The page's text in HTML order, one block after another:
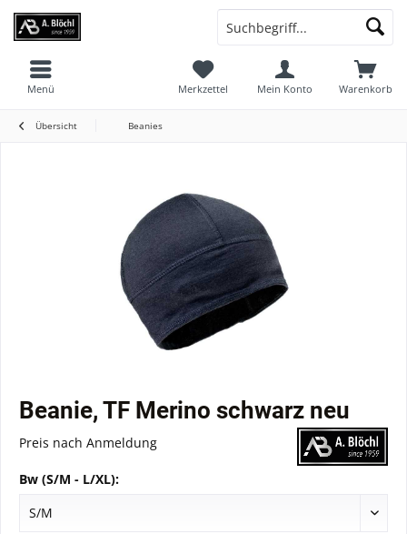
Warenkorb
Merkzettel Mein Konto
Menü
Übersicht Beanies
Beanie, TF Merino schwarz neu
Preis nach Anmeldung
Bw (S/M - L/XL):